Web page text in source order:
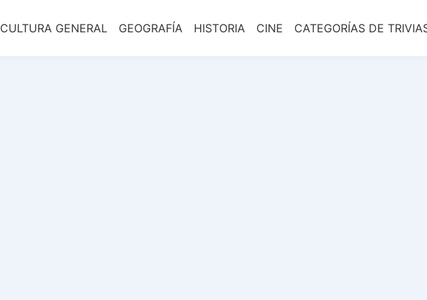
CULTURA GENERAL GEOGRAFÍA HISTORIA CINE CATEGORÍAS DE